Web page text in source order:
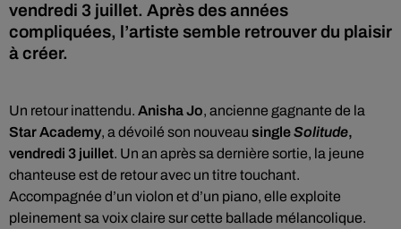
vendredi 3 juillet. Après des années
compliquées, l’artiste semble retrouver du plaisir
à créer.
Un retour inattendu. Anisha Jo, ancienne gagnante de la
Star Academy, a dévoilé son nouveau singleSolitude,
vendredi 3 juillet. Un an après sa dernière sortie, la jeune
chanteuse est de retour avec un titre touchant.
Accompagnée d’un violon et d’un piano, elle exploite
pleinement sa voix claire sur cette ballade mélancolique.